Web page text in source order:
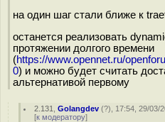
на один шаг стали ближе к
останется реализовать
протяжении долгого времени
(https://www.opennet.ru/
0) и можно будет считать
альтернативой первому
2.131 ,Golangdev (?), 17:54, 29/03/
[к модератору]